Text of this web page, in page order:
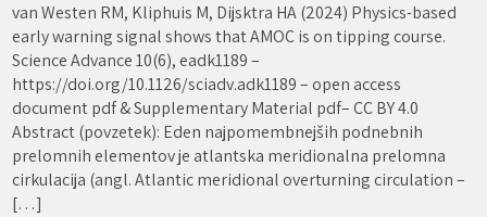
van Westen RM, Kliphuis M, Dijsktra HA (2024) Physics-based
early warning signal shows that AMOC is on tipping course.
Science Advance 10(6), eadk1189 –
https://doi.org/10.1126/sciadv.adk1189 – open access
document pdf & Supplementary Material pdf– CC BY 4.0
Abstract (povzetek): Eden najpomembnejših podnebnih
prelomnih elementov je atlantska meridionalna prelomna
cirkulacija (angl. Atlantic meridional overturning circulation –
[…]